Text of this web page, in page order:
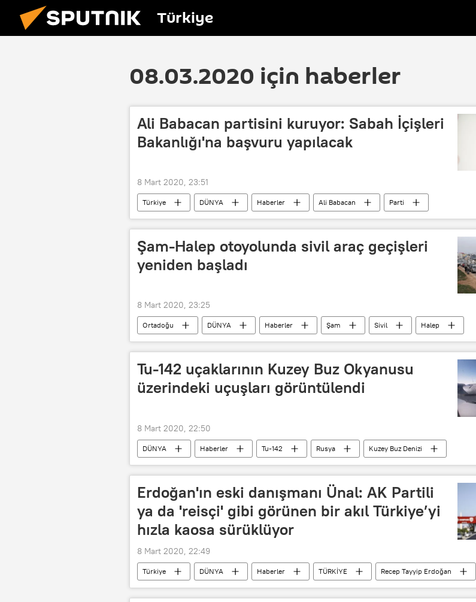
Türkiye
08.03.2020 için haberler
Ali Babacan partisini kuruyor: Sabah İçişleri
Bakanlığı'na başvuru yapılacak
8 Mart 2020, 23:51
Türkiye DÜNYA Haberler Ali Babacan
Parti
İçişleri Bakanlığı
Şam-Halep otoyolunda sivil araç geçişleri
yeniden başladı
8 Mart 2020, 23:25
Ortadoğu DÜNYA Haberler Şam Sivil Halep
Tu-142 uçaklarının Kuzey Buz Okyanusu
üzerindeki uçuşları görüntülendi
8 Mart 2020, 22:50
DÜNYA Haberler Tu-142 Rusya Kuzey Buz Denizi
Erdoğan'ın eski danışmanı Ünal: AK Partili
ya da 'reisçi' gibi görünen bir akıl Türkiye’yi
hızla kaosa sürüklüyor
8 Mart 2020, 22:49
Türkiye DÜNYA Haberler TÜRKİYE
Recep Tayyip Erdoğan
AK Parti
Aydın Ünal Odatv